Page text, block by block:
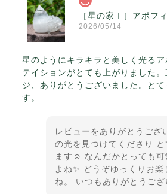
2026/05/14
星のようにキラキラと美しく光るア
テイションがとても上がりました
ジ、ありがとうございました。と
す。
レビューをありがとうござ
の光を見つけてくださり
ます☺️ なんだかとっても可
よね✨ どうぞゆっくりお楽
ね。 いつもありがとうござ